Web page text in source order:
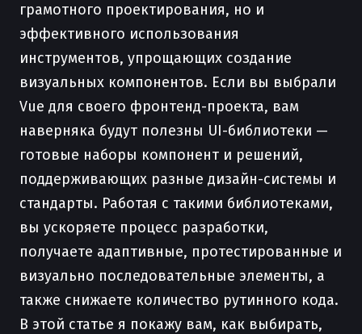
грамотного проектирования, но и
эффективного использования
инструментов, упрощающих создание
визуальных компонентов. Если вы выбрали
Vue для своего фронтенд-проекта, вам
наверняка будут полезны UI-библиотеки —
готовые наборы компонент и решений,
поддерживающих разные дизайн-системы и
стандарты. Работая с такими библиотеками,
вы ускоряете процесс разработки,
получаете адаптивные, протестированные и
визуально последовательные элементы, а
также снижаете количество рутинного кода.
В этой статье я покажу вам, как выбирать,